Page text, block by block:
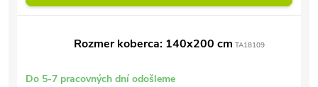
Rozmer koberca: 140x200 cm TA18109
Do 5-7 pracovných dní odošleme